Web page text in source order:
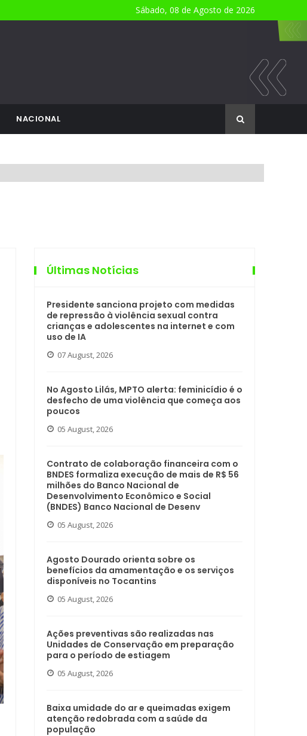
Sábado, 08 de Agosto de 2026
NACIONAL
Últimas Notícias
Presidente sanciona projeto com medidas
de repressão à violência sexual contra
crianças e adolescentes na internet e com
uso de IA
07 August, 2026
No Agosto Lilás, MPTO alerta: feminicídio é o
desfecho de uma violência que começa aos
poucos
05 August, 2026
Contrato de colaboração financeira com o
BNDES formaliza execução de mais de R$ 56
milhões do Banco Nacional de
Desenvolvimento Econômico e Social
(BNDES) Banco Nacional de Desenv
05 August, 2026
Agosto Dourado orienta sobre os
benefícios da amamentação e os serviços
disponíveis no Tocantins
05 August, 2026
Ações preventivas são realizadas nas
Unidades de Conservação em preparação
para o período de estiagem
05 August, 2026
Baixa umidade do ar e queimadas exigem
atenção redobrada com a saúde da
população